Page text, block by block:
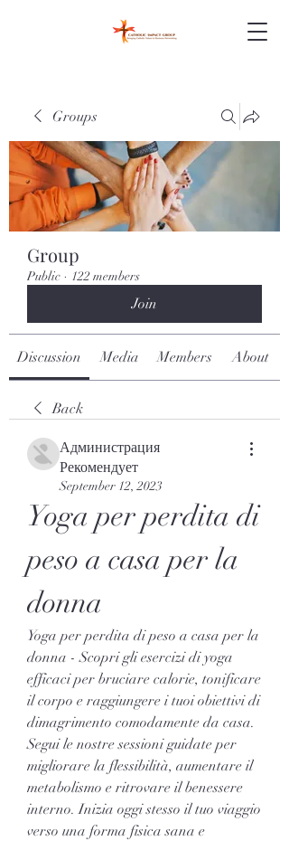
Groups
Group
Public · 122 members
Join
Discussion Media Members About
Back
Администрация
Рекомендует
September 12, 2023
Yoga per perdita di
peso a casa per la
donna
Yoga per perdita di peso a casa per la
donna - Scopri gli esercizi di yoga
efficaci per bruciare calorie, tonificare
il corpo e raggiungere i tuoi obiettivi di
dimagrimento comodamente da casa.
Segui le nostre sessioni guidate per
migliorare la flessibilità, aumentare il
metabolismo e ritrovare il benessere
interno. Inizia oggi stesso il tuo viaggio
verso una forma fisica sana e